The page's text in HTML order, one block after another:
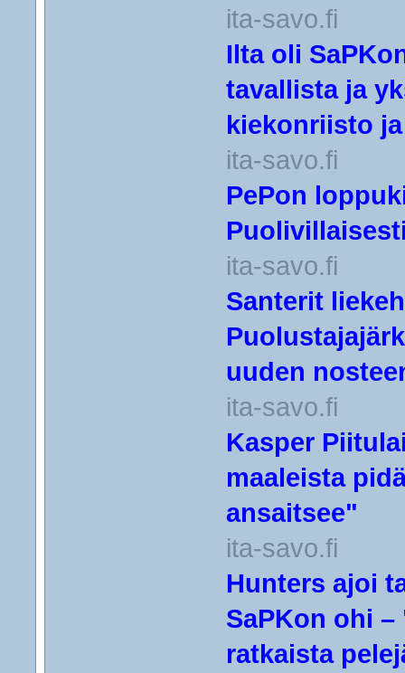
ita-savo.fi
Ilta oli
tavallista ja
kiekonriisto
ita-savo.fi
PePon
ita-savo.fi
Santerit
uuden
ita-savo.fi
Kasper
maaleista
ansaitsee"
ita-savo.fi
Hunters ajoi
SaPKon ohi
ratkaista